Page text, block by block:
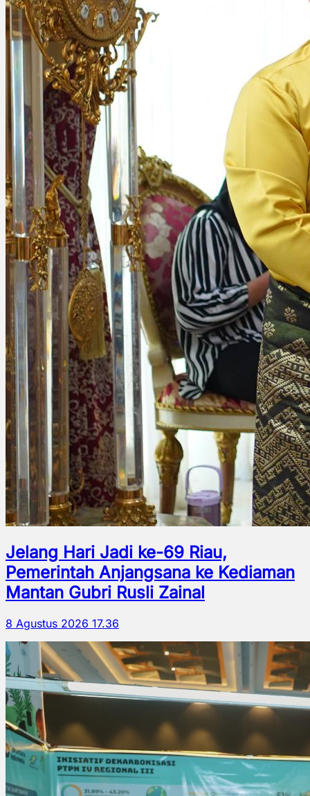
Jelang Hari Jadi ke-69 Riau,
Pemerintah Anjangsana ke Kediaman
Mantan Gubri Rusli Zainal
8 Agustus 2026 17.36